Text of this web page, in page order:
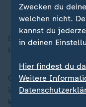
Florian Hölzl (CSU),
Doch jetzt müsse
Hölzl.
Ganz genau wird
irreguläre Migration
künftig den
Zwecken du
welchen nicht.
kannst du
in deinen
Hier findest du
Weitere